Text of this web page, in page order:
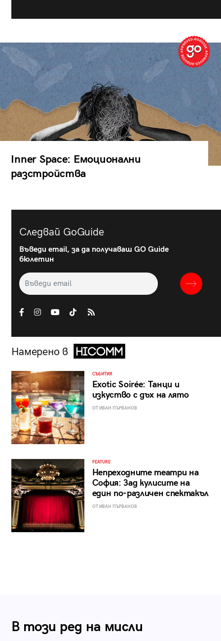
Inner Space: Емоционални
разстройства
Следвай GoGuide
Въведи email, за да получаваш GO Guide
бюлетин
Намерено в
СЪБИТИЯ
Exotic Soirée: Танци и
изкуство с дъх на лято
ОТ ИВАН ПЪРВАНОВ
FEATURE
Непреходните театри на
София: Зад кулисите на
един по-различен спектакъл
ОТ ИВАН ПЪРВАНОВ
В този ред на мисли